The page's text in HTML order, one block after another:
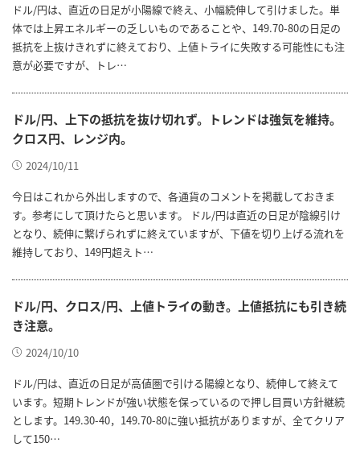
ドル/円は、直近の日足が小陽線で終え、小幅続伸して引けました。単
体では上昇エネルギーの乏しいものであることや、149.70-80の日足の
抵抗を上抜けきれずに終えており、上値トライに失敗する可能性にも注
意が必要ですが、トレ…
ドル/円、上下の抵抗を抜け切れず。トレンドは強気を維持。
クロス円、レンジ内。
2024/10/11
今日はこれから外出しますので、各通貨のコメントを掲載しておきま
す。参考にして頂けたらと思います。 ドル/円は直近の日足が陰線引け
となり、続伸に繋げられずに終えていますが、下値を切り上げる流れを
維持しており、149円超えト…
ドル/円、クロス/円、上値トライの動き。上値抵抗にも引き続
き注意。
2024/10/10
ドル/円は、直近の日足が高値圏で引ける陽線となり、続伸して終えて
います。短期トレンドが強い状態を保っているので押し目買い方針継続
とします。149.30-40，149.70-80に強い抵抗がありますが、全てクリア
して150…